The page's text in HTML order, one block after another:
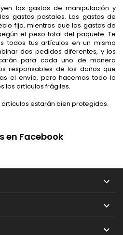
los gastos de manipulación y
gastos postales. Los gastos de
fijo, mientras que los gastos de
el peso total del paquete. Te
todos tus artículos en un mismo
dos pedidos diferentes, y los
para cada uno de manera
responsables de los daños que
el envío, pero hacemos todo lo
los artículos frágiles.
artículos estarán bien protegidos.
en Facebook


